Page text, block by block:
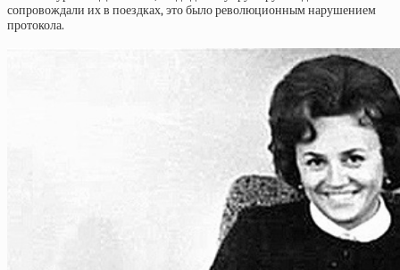
сопровождали их в поездках, это было революционным нарушением
протокола.